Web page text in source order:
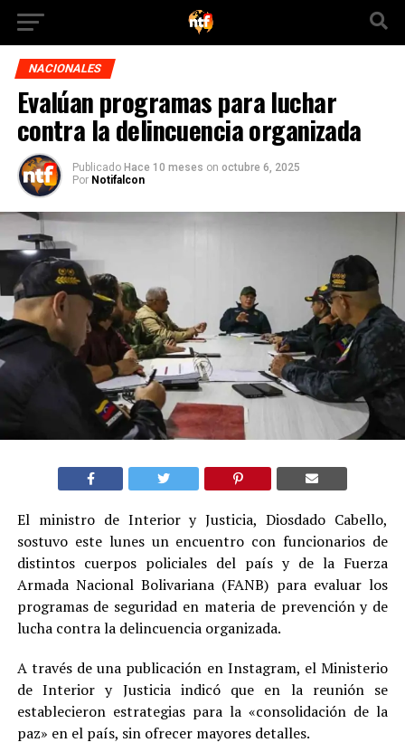
NACIONALES
Evalúan programas para luchar
contra la delincuencia organizada
Publicado Hace 10 meses on octubre 6, 2025
Por Notifalcon
El ministro de Interior y Justicia, Diosdado Cabello,
sostuvo este lunes un encuentro con funcionarios de
distintos cuerpos policiales del país y de la Fuerza
Armada Nacional Bolivariana (FANB) para evaluar los
programas de seguridad en materia de prevención y de
lucha contra la delincuencia organizada.
A través de una publicación en Instagram, el Ministerio
de Interior y Justicia indicó que en la reunión se
establecieron estrategias para la «consolidación de la
paz» en el país, sin ofrecer mayores detalles.